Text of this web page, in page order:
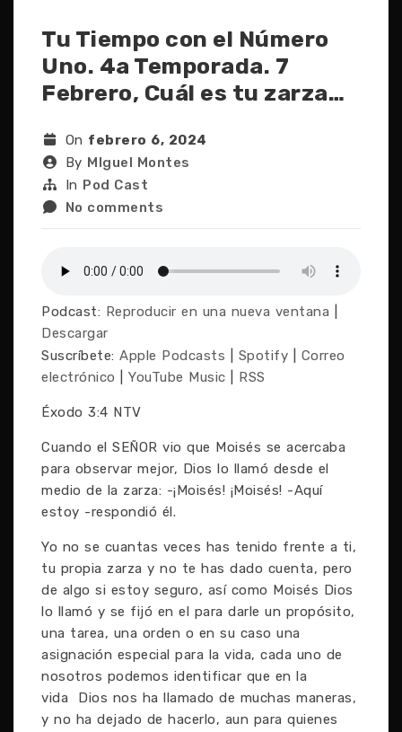
Tu Tiempo con el Número
Uno. 4a Temporada. 7
Febrero, Cuál es tu zarza…
On febrero 6, 2024
By MIguel Montes
In Pod Cast
No comments
Podcast: Reproducir en una nueva ventana
Descargar
Suscríbete: Apple Podcasts Spotify
Correo
electrónico
YouTube Music RSS
Éxodo 3:4 NTV
Cuando el SEÑOR vio que Moisés se acercaba
para observar mejor, Dios lo llamó desde el
medio de la zarza: -¡Moisés! ¡Moisés! -Aquí
estoy -respondió él.
Yo no se cuantas veces has tenido frente a ti,
tu propia zarza y no te has dado cuenta, pero
de algo si estoy seguro, así como Moisés Dios
lo llamó y se fijó en el para darle un propósito,
una tarea, una orden o en su caso una
asignación especial para la vida, cada uno de
nosotros podemos identificar que en la
vida Dios nos ha llamado de muchas maneras,
y no ha dejado de hacerlo, aun para quienes